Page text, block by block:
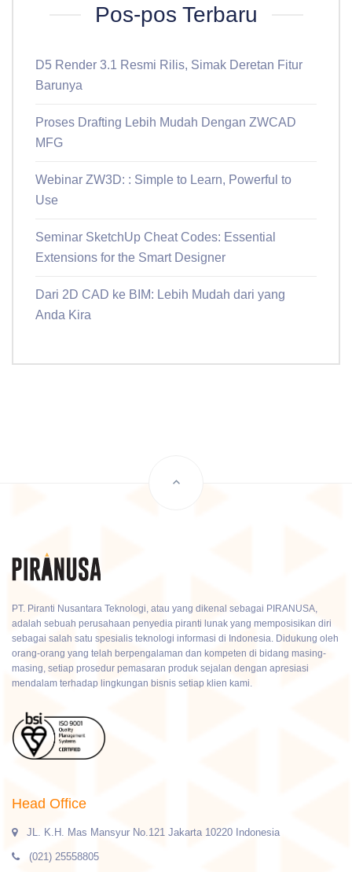
Pos-pos Terbaru
D5 Render 3.1 Resmi Rilis, Simak Deretan Fitur
Barunya
Proses Drafting Lebih Mudah Dengan ZWCAD
MFG
Webinar ZW3D: : Simple to Learn, Powerful to
Use
Seminar SketchUp Cheat Codes: Essential
Extensions for the Smart Designer
Dari 2D CAD ke BIM: Lebih Mudah dari yang
Anda Kira
PT. Piranti Nusantara Teknologi, atau yang dikenal sebagai PIRANUSA,
adalah sebuah perusahaan penyedia piranti lunak yang memposisikan diri
sebagai salah satu spesialis teknologi informasi di Indonesia. Didukung oleh
orang-orang yang telah berpengalaman dan kompeten di bidang masing-
masing, setiap prosedur pemasaran produk sejalan dengan apresiasi
mendalam terhadap lingkungan bisnis setiap klien kami.
Head Office
JL. K.H. Mas Mansyur No.121 Jakarta 10220 Indonesia
(021) 25558805